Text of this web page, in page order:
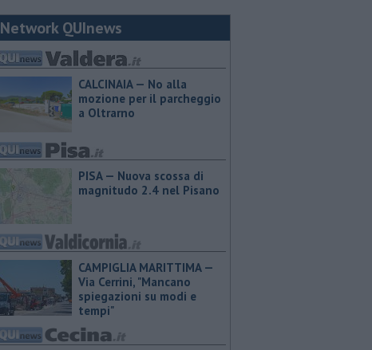
Network QUInews
CALCINAIA — No alla
mozione per il parcheggio
a Oltrarno
PISA — Nuova scossa di
magnitudo 2.4 nel Pisano
CAMPIGLIA MARITTIMA —
Via Cerrini, "Mancano
spiegazioni su modi e
tempi"